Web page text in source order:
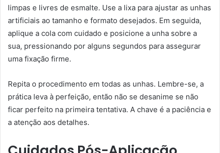
limpas e livres de esmalte. Use a lixa para ajustar as unhas
artificiais ao tamanho e formato desejados. Em seguida,
aplique a cola com cuidado e posicione a unha sobre a
sua, pressionando por alguns segundos para assegurar
uma fixação firme.
Repita o procedimento em todas as unhas. Lembre-se, a
prática leva à perfeição, então não se desanime se não
ficar perfeito na primeira tentativa. A chave é a paciência e
a atenção aos detalhes.